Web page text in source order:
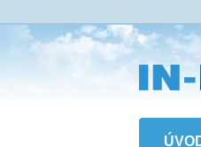
Přejít
na
hlavní
obsah